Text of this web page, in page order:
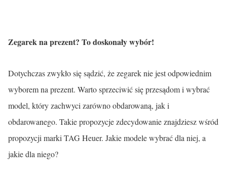
Zegarek na prezent? To doskonały wybór!
Dotychczas zwykło się sądzić, że zegarek nie jest odpowiednim
wyborem na prezent. Warto sprzeciwić się przesądom i wybrać
model, który zachwyci zarówno obdarowaną, jak i
obdarowanego. Takie propozycje zdecydowanie znajdziesz wśród
propozycji marki TAG Heuer. Jakie modele wybrać dla niej, a
jakie dla niego?